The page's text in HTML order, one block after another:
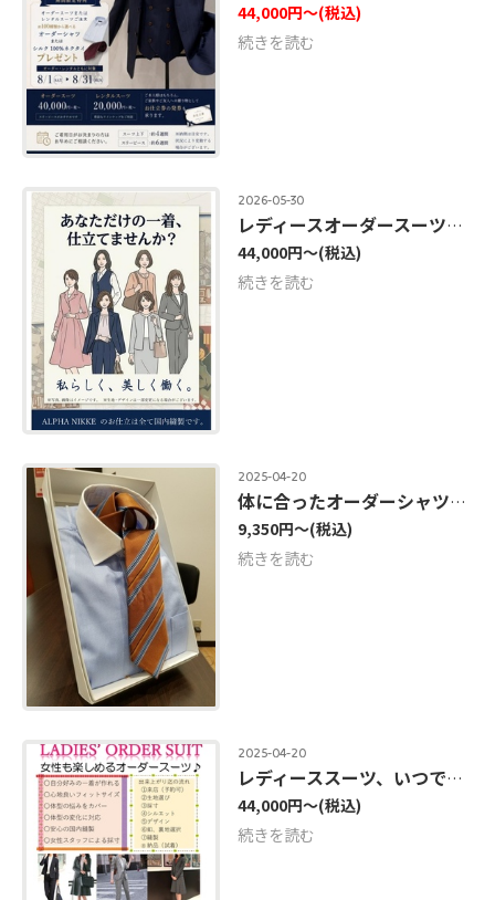
44,000円～(税込)
続きを読む
2026-05-30
レディースオーダースーツ特招会のご案内
44,000円～(税込)
続きを読む
2025-04-20
体に合ったオーダーシャツでスーツ姿も格好良く
9,350円～(税込)
続きを読む
2025-04-20
レディーススーツ、いつでもオーダー承ります。
44,000円～(税込)
続きを読む